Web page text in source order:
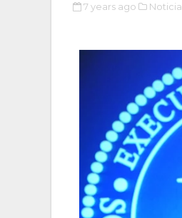
7 years ago